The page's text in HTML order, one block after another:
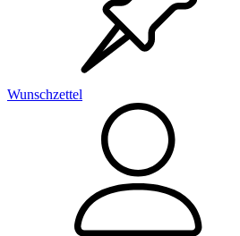
Wunschzettel